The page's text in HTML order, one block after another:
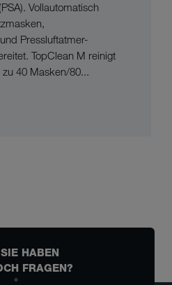
Vollautomatisch
Pressluftatmer-
TopClean M reinigt
40 Masken/80...
SIE HABEN
FRAGEN?